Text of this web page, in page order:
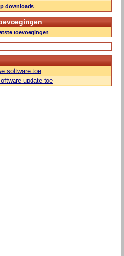
downloads
toevoegingen
software toe
update toe